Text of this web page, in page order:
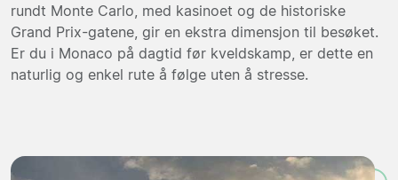
rundt Monte Carlo, med kasinoet og de historiske
Grand Prix-gatene, gir en ekstra dimensjon til besøket.
Er du i Monaco på dagtid før kveldskamp, er dette en
naturlig og enkel rute å følge uten å stresse.